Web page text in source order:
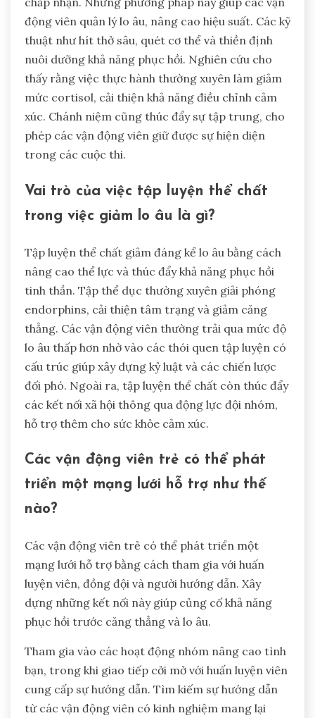
động viên quản lý lo âu, nâng cao hiệu suất. Các kỹ
thuật như hít thở sâu, quét cơ thể và thiền định
nuôi dưỡng khả năng phục hồi. Nghiên cứu cho
thấy rằng việc thực hành thường xuyên làm giảm
mức cortisol, cải thiện khả năng điều chỉnh cảm
xúc. Chánh niệm cũng thúc đẩy sự tập trung, cho
phép các vận động viên giữ được sự hiện diện
trong các cuộc thi.
Vai trò của việc tập luyện thể chất
trong việc giảm lo âu là gì?
Tập luyện thể chất giảm đáng kể lo âu bằng cách
nâng cao thể lực và thúc đẩy khả năng phục hồi
tinh thần. Tập thể dục thường xuyên giải phóng
endorphins, cải thiện tâm trạng và giảm căng
thẳng. Các vận động viên thường trải qua mức độ
lo âu thấp hơn nhờ vào các thói quen tập luyện có
cấu trúc giúp xây dựng kỷ luật và các chiến lược
đối phó. Ngoài ra, tập luyện thể chất còn thúc đẩy
các kết nối xã hội thông qua động lực đội nhóm,
hỗ trợ thêm cho sức khỏe cảm xúc.
Các vận động viên trẻ có thể phát
triển một mạng lưới hỗ trợ như thế
nào?
Các vận động viên trẻ có thể phát triển một
mạng lưới hỗ trợ bằng cách tham gia với huấn
luyện viên, đồng đội và người hướng dẫn. Xây
dựng những kết nối này giúp củng cố khả năng
phục hồi trước căng thẳng và lo âu.
Tham gia vào các hoạt động nhóm nâng cao tình
bạn, trong khi giao tiếp cởi mở với huấn luyện viên
cung cấp sự hướng dẫn. Tìm kiếm sự hướng dẫn
từ các vận động viên có kinh nghiệm mang lại